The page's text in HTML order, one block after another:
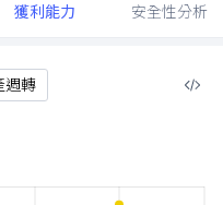
獲利能力 安全性分析
週轉